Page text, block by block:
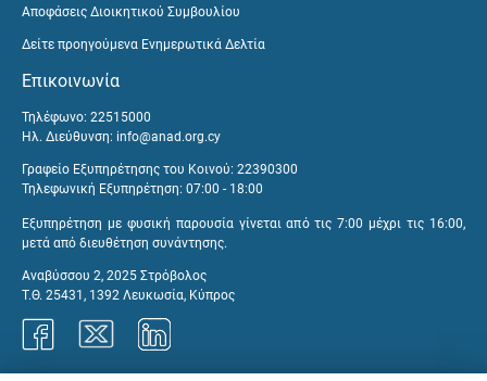
Αποφάσεις Διοικητικού Συμβουλίου
Δείτε προηγούμενα Ενημερωτικά Δελτία
Επικοινωνία
Τηλέφωνο: 22515000
Ηλ. Διεύθυνση: info@anad.org.cy
Γραφείο Εξυπηρέτησης του Κοινού: 22390300
Τηλεφωνική Εξυπηρέτηση: 07:00 - 18:00
Εξυπηρέτηση με φυσική παρουσία γίνεται από τις 7:00 μέχρι τις 16:00,
μετά από διευθέτηση συνάντησης.
Αναβύσσου 2, 2025 Στρόβολος
Τ.Θ. 25431, 1392 Λευκωσία, Κύπρος